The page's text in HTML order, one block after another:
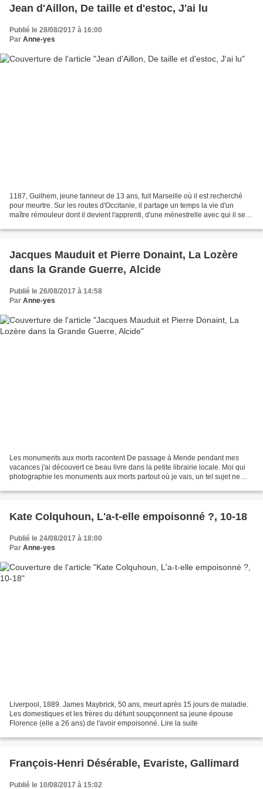
Jean d'Aillon, De taille et d'estoc, J'ai lu
Publié le 28/08/2017 à 16:00
Par Anne-yes
1187, Guilhem, jeune tanneur de 13 ans, fuit Marseille où il est recherché
pour meurtre. Sur les routes d'Occitanie, il partage un temps la vie d'un
maître rémouleur dont il devient l'apprenti, d'une ménestrelle avec qui il se
Jacques Mauduit et Pierre Donaint, La Lozère
dans la Grande Guerre, Alcide
Publié le 26/08/2017 à 14:58
Par Anne-yes
Les monuments aux morts racontent De passage à Mende pendant mes
vacances j'ai découvert ce beau livre dans la petite librairie locale. Moi qui
photographie les monuments aux morts partout où je vais, un tel sujet ne
Kate Colquhoun, L'a-t-elle empoisonné ?, 10-18
Publié le 24/08/2017 à 18:00
Par Anne-yes
Liverpool, 1889. James Maybrick, 50 ans, meurt après 15 jours de maladie.
Les domestiques et les frères du défunt soupçonnent sa jeune épouse
Florence (elle a 26 ans) de l'avoir empoisonné. Lire la suite
François-Henri Désérable, Evariste, Gallimard
Publié le 10/08/2017 à 15:02